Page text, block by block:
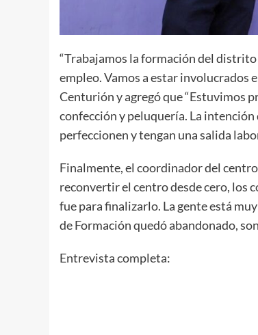
“Trabajamos la formación del distrito
empleo. Vamos a estar involucrados
Centurión y agregó que “Estuvimos
confección y peluquería. La intención
perfeccionen y tengan una salida
Finalmente, el coordinador del
reconvertir el centro desde cero, los
fue para finalizarlo. La gente está
de Formación quedó abandonado,
Entrevista completa: